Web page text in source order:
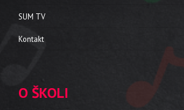
SUM TV
Kontakt
O ŠKOLI